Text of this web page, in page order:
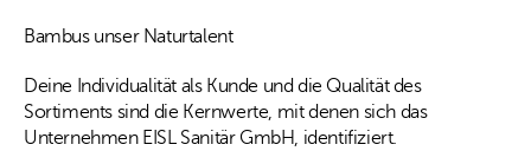
Bambus unser Naturtalent
Deine Individualität als Kunde und die Qualität des
Sortiments sind die Kernwerte, mit denen sich das
Unternehmen EISL Sanitär GmbH, identifiziert.